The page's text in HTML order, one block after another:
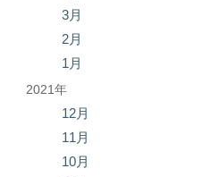
3月
2月
1月
2021年
12月
11月
10月